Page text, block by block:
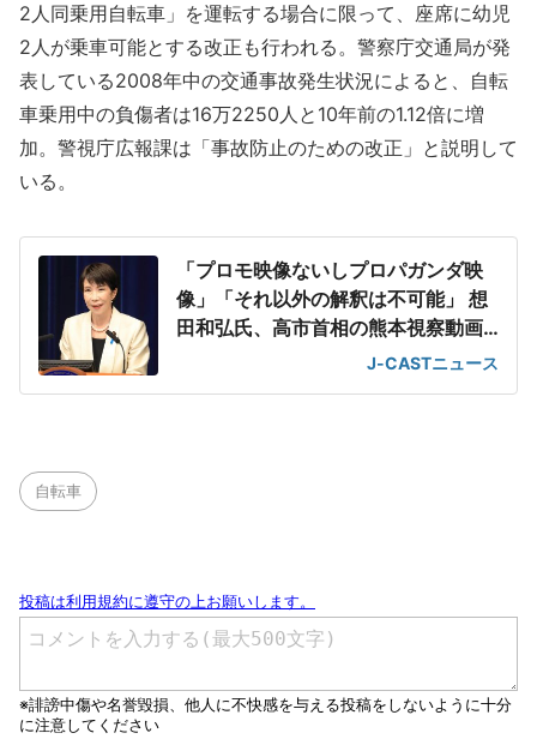
2人同乗用自転車」を運転する場合に限って、座席に幼児
2人が乗車可能とする改正も行われる。警察庁交通局が発
表している2008年中の交通事故発生状況によると、自転
車乗用中の負傷者は16万2250人と10年前の1.12倍に増
加。警視庁広報課は「事故防止のための改正」と説明して
いる。
「プロモ映像ないしプロパガンダ映
像」「それ以外の解釈は不可能」 想
田和弘氏、高市首相の熊本視察動画
J-CASTニュース
自転車